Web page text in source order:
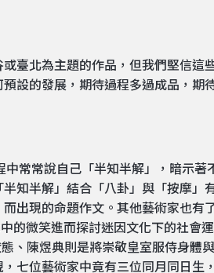
臺北為主題的作品，但我們堅信這
設的發展，期待過程多過成品，期
常常說自己「半知半解」，暗示
知半解」結合「八卦」與「按摩」
出現的命題作文。其他藝術家也有
的微笑進而探討迷因文化下的社會
、陳煜典則是將崇敬皇室服侍身體
七位藝術家中竟有三位同月同日生